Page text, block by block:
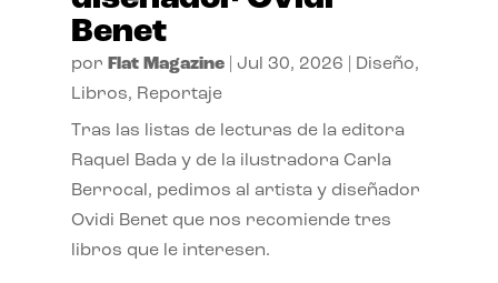
Benet
por Flat Magazine| Jul 30, 2026 Diseño,
Libros, Reportaje
Tras las listas de lecturas de la editora
Raquel Bada y de la ilustradora Carla
Berrocal, pedimos al artista y diseñador
Ovidi Benet que nos recomiende tres
libros que le interesen.